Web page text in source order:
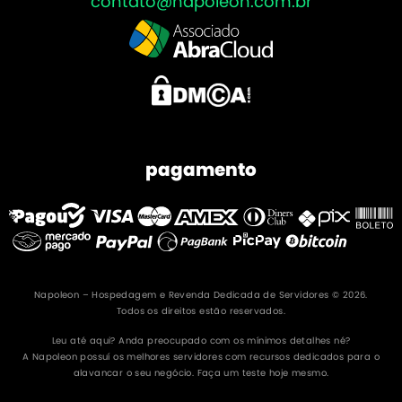
pagamento
Napoleon – Hospedagem e Revenda Dedicada de Servidores © 2026.
Todos os direitos estão reservados.
Leu até aqui? Anda preocupado com os mínimos detalhes né?
A Napoleon possuí os melhores servidores com recursos dedicados para o
alavancar o seu negócio. Faça um teste hoje mesmo.